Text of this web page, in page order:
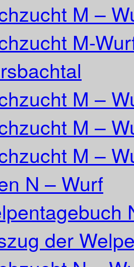
M –
M-
M –
M –
M –
N – Wurf
der